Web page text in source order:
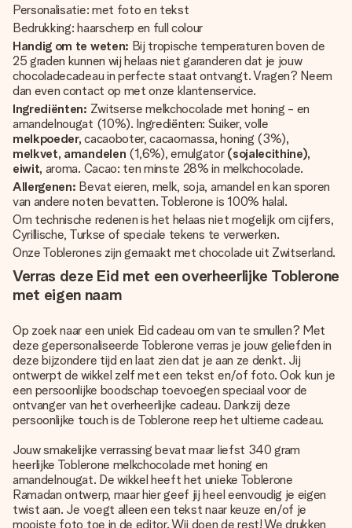
Personalisatie: met foto en tekst
Bedrukking: haarscherp en full colour
Handig om te weten: Bij tropische temperaturen boven de
25 graden kunnen wij helaas niet garanderen dat je jouw
chocoladecadeau in perfecte staat ontvangt. Vragen? Neem
dan even contact op met onze klantenservice.
Ingrediënten: Zwitserse melkchocolade met honing - en
amandelnougat (10%). Ingrediënten: Suiker, volle
melkpoeder,cacaoboter, cacaomassa, honing (3%),
melkvet, amandelen (1,6%), emulgator(sojalecithine),
eiwit, aroma. Cacao: ten minste 28% in melkchocolade.
Allergenen: Bevat eieren, melk, soja, amandel en kan sporen
van andere noten bevatten. Toblerone is 100% halal.
Om technische redenen is het helaas niet mogelijk om cijfers,
Cyrillische, Turkse of speciale tekens te verwerken.
Onze Toblerones zijn gemaakt met chocolade uit Zwitserland.
Verras deze Eid met een overheerlijke Toblerone
met eigen naam
Op zoek naar een uniek Eid cadeau om van te smullen? Met
deze gepersonaliseerde Toblerone verras je jouw geliefden in
deze bijzondere tijd en laat zien dat je aan ze denkt. Jij
ontwerpt de wikkel zelf met een tekst en/of foto. Ook kun je
een persoonlijke boodschap toevoegen speciaal voor de
ontvanger van het overheerlijke cadeau. Dankzij deze
persoonlijke touch is de Toblerone reep het ultieme cadeau.
Jouw smakelijke verrassing bevat maar liefst 340 gram
heerlijke Toblerone melkchocolade met honing en
amandelnougat. De wikkel heeft het unieke Toblerone
Ramadan ontwerp, maar hier geef jij heel eenvoudig je eigen
twist aan. Je voegt alleen een tekst naar keuze en/of je
mooiste foto toe in de editor. Wij doen de rest! We drukken